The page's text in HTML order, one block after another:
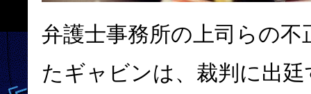
弁護士事務所の上司らの
たギャビンは、裁判に出